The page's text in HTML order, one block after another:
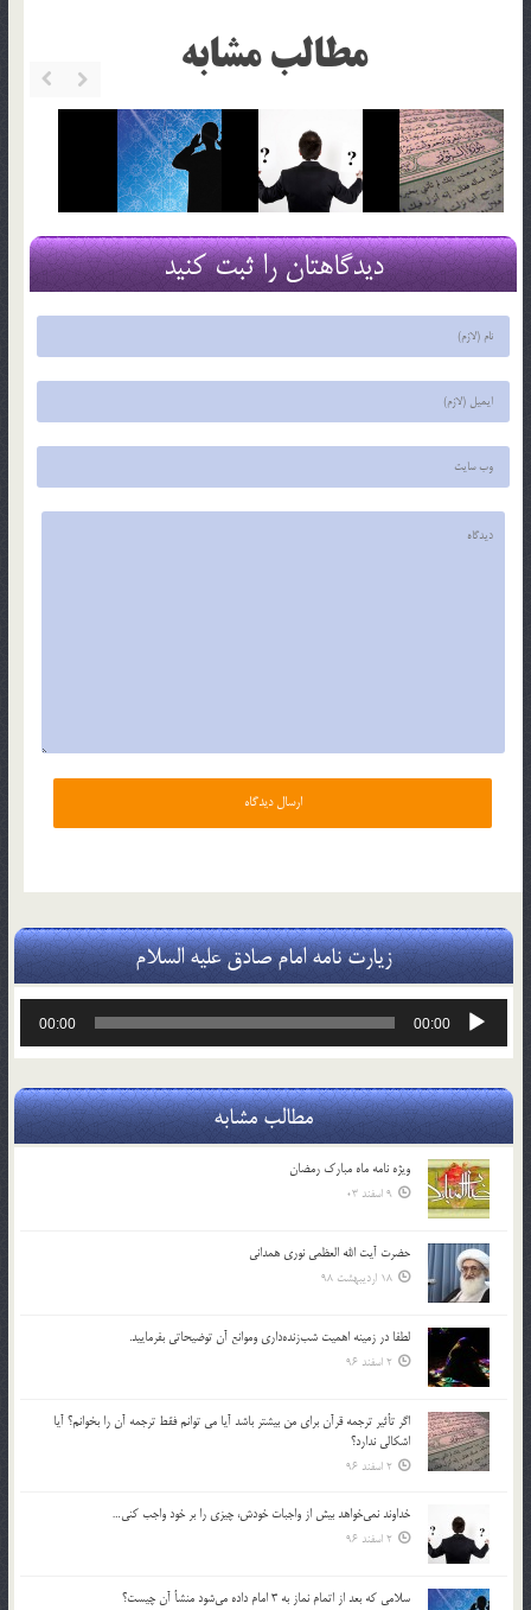
مطالب مشابه
دیدگاهتان را ثبت کنید
زیارت نامه امام صادق علیه السلام
پخش‌کننده
00:00
00:00
مطالب مشابه
ویژه نامه ماه مبارک رمضان
9 اسفند 03
حضرت آیت الله العظمی نوری همدانی
18 اردیبهشت 98
لطفا در زمينه اهميت شب‌زنده‌داري وموانع آن توضيحاتي بفرماييد.
2 اسفند 96
اگر تأثير ترجمه قرآن براي من بيشتر باشد آيا مي توانم فقط ترجمه آن را بخوانم؟ آيا
اشكالي ندارد؟
2 اسفند 96
خداوند نمي‌خواهد بيش از واجبات خودش، چيزي را بر خود واجب كني…
2 اسفند 96
سلامي كه بعد از اتمام نماز به 3 امام داده مي‌شود منشأ آن چيست؟